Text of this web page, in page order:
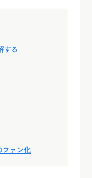
する
ファン化